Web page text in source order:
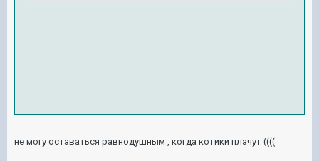
не могу оставаться равнодушным , когда котики плачут ((((